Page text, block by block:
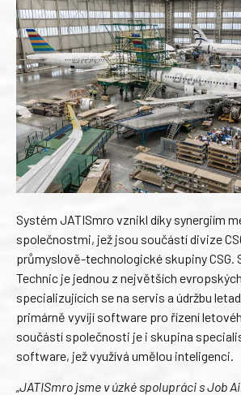
Systém JATISmro vznikl díky synergiím
společnostmi, jež jsou součástí divize
průmyslově-technologické skupiny CSG.
Technic je jednou z největších
specializujících se na servis a údržbu
primárně vyvíjí software pro řízení
součástí společnosti je i skupina
software, jež využívá umělou inteligenci.
„JATISmro jsme v úzké spolupráci s Job